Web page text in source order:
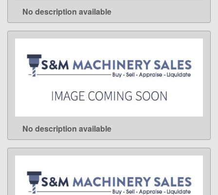
LEARN MORE
No description available
LEARN MORE
No description available